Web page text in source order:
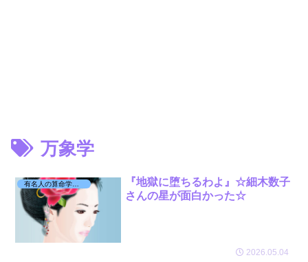
万象学
有名人の算命学日記☆
『地獄に堕ちるわよ』☆細木数子
さんの星が面白かった☆
2026.05.04